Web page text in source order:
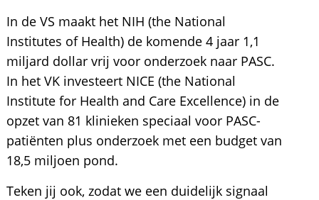
In de VS maakt het NIH (the National
Institutes of Health) de komende 4 jaar 1,1
miljard dollar vrij voor onderzoek naar PASC.
In het VK investeert NICE (the National
Institute for Health and Care Excellence) in de
opzet van 81 klinieken speciaal voor PASC-
patiënten plus onderzoek met een budget van
18,5 miljoen pond.
Teken jij ook, zodat we een duidelijk signaal